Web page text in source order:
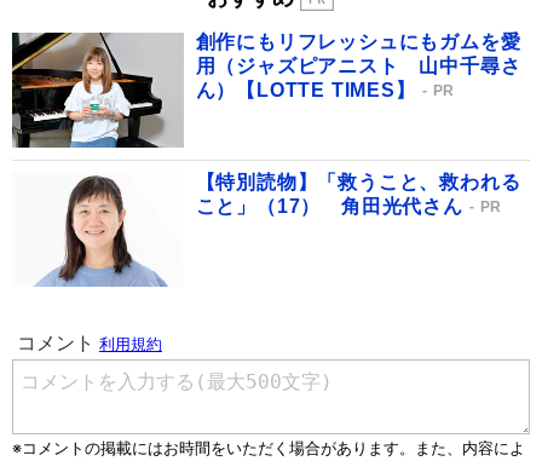
創作にもリフレッシュにもガムを愛
用（ジャズピアニスト 山中千尋さ
ん）【LOTTE TIMES】
PR
【特別読物】「救うこと、救われる
こと」（17） 角田光代さん
PR